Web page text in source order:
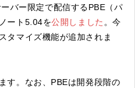
バー限定で配信するPBE（パ
ート5.04を公開しました 。今
タマイズ機能が追加されま
す。なお、PBEは開発段階の